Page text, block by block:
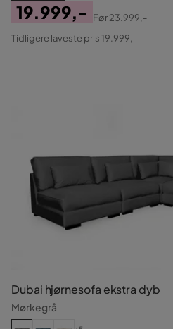
Pris
19.999,-
Original
Før23.999,-
Tidligere laveste pris 19.999,-
Dubai hjørnesofa ekstra dyb
Mørkegrå